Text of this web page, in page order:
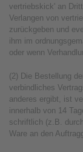
vertriebskick' an
Verlangen von
zurückgeben und
ihm im
oder wenn
(2) Die Bestellung
verbindliches
anderes ergibt, ist
innerhalb von 14
schriftlich (z.B.
Ware an den